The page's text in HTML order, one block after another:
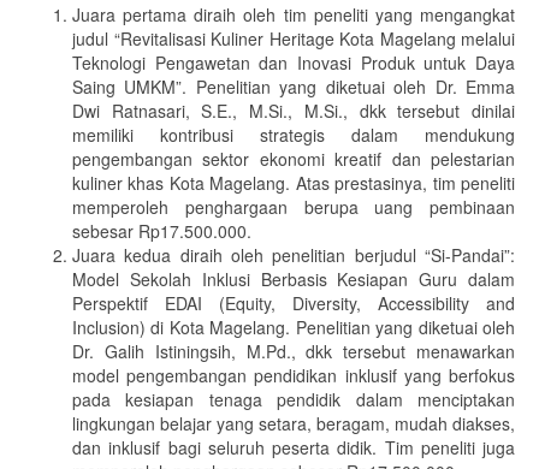
Juara pertama diraih oleh tim peneliti yang mengangkat
judul “Revitalisasi Kuliner Heritage Kota Magelang melalui
Teknologi Pengawetan dan Inovasi Produk untuk Daya
Saing UMKM”. Penelitian yang diketuai oleh Dr. Emma
Dwi Ratnasari, S.E., M.Si., M.Si., dkk tersebut dinilai
memiliki kontribusi strategis dalam mendukung
pengembangan sektor ekonomi kreatif dan pelestarian
kuliner khas Kota Magelang. Atas prestasinya, tim peneliti
memperoleh penghargaan berupa uang pembinaan
sebesar Rp17.500.000.
Juara kedua diraih oleh penelitian berjudul “Si-Pandai”:
Model Sekolah Inklusi Berbasis Kesiapan Guru dalam
Perspektif EDAI (Equity, Diversity, Accessibility and
Inclusion) di Kota Magelang. Penelitian yang diketuai oleh
Dr. Galih Istiningsih, M.Pd., dkk tersebut menawarkan
model pengembangan pendidikan inklusif yang berfokus
pada kesiapan tenaga pendidik dalam menciptakan
lingkungan belajar yang setara, beragam, mudah diakses,
dan inklusif bagi seluruh peserta didik. Tim peneliti juga